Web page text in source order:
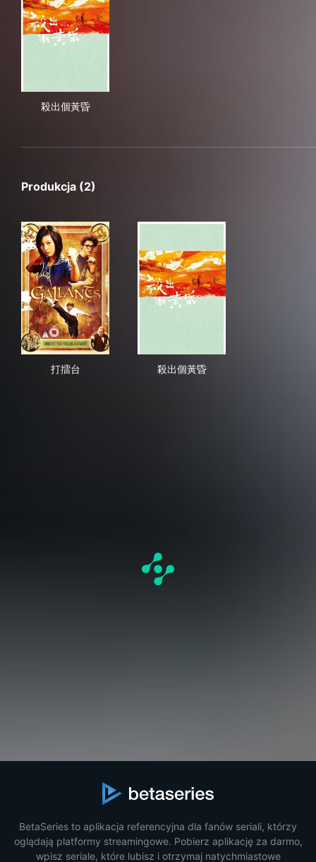
殺出個黃昏
Produkcja (2)
打擂台 殺出個黃昏
BetaSeries to aplikacja referencyjna dla fanów seriali, którzy
oglądają platformy streamingowe. Pobierz aplikację za darmo,
wpisz seriale, które lubisz i otrzymaj natychmiastowe